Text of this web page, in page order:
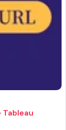
Tableau